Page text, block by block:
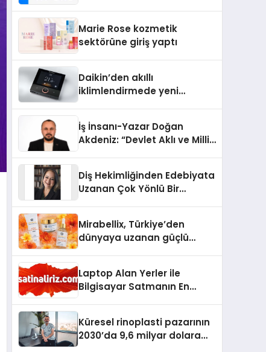
Aldı
Marie Rose kozmetik
sektörüne giriş yaptı
Daikin’den akıllı
iklimlendirmede yeni
İş İnsanı-Yazar Doğan
Akdeniz: “Devlet Aklı ve Milli
Diş Hekimliğinden Edebiyata
Uzanan Çok Yönlü Bir
Mirabellix, Türkiye’den
dünyaya uzanan güçlü
Laptop Alan Yerler ile
Bilgisayar Satmanın En
Küresel rinoplasti pazarının
2030’da 9,6 milyar dolara